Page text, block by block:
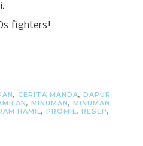
fighters!
, CERITA MANDA, DAPUR
, MINUMAN, MINUMAN
HAMIL, PROMIL, RESEP,